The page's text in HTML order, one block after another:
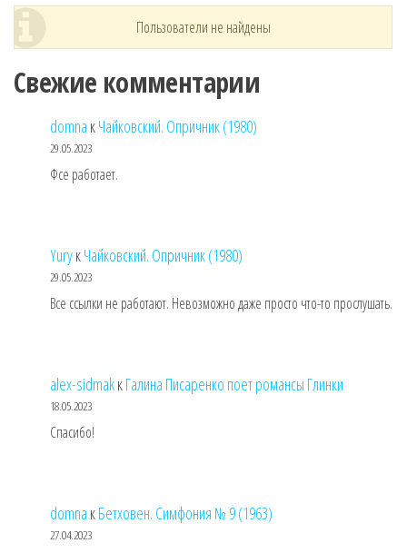
Пользователи не найдены
Свежие комментарии
domna кЧайковский. Опричник (1980)
29.05.2023
Фсе работает.
YuryкЧайковский. Опричник (1980)
29.05.2023
Все ссылки не работают. Невозможно даже просто что-то прослушать.
alex-sidmakкГалина Писаренко поет романсы Глинки
18.05.2023
Спасибо!
domna кБетховен. Симфония № 9 (1963)
27.04.2023